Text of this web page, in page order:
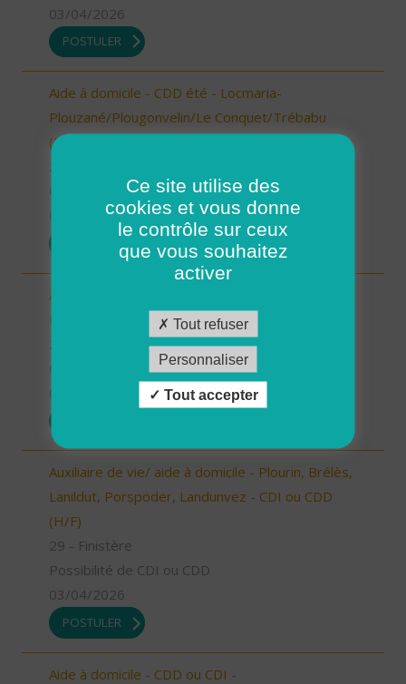
03/04/2026
POSTULER
Aide à domicile - CDD été - Locmaria-
Plouzané/Plougonvelin/Le Conquet/Trébabu
(H/F)
03/04/2026
Aide à domicile - CDD été - Plouarzel/Lampaul-
Plouarzel/Ploumoguer (H/F)
Auxiliaire de vie/ aide à domicile - Plourin, Brélès,
Lanildut, Porspoder, Landunvez - CDI ou CDD
(H/F)
29 - Finistère
Possibilité de CDI ou CDD
03/04/2026
POSTULER
Aide à domicile - CDD ou CDI -
Ce site utilise des
cookies et vous donne
le contrôle sur ceux
que vous souhaitez
activer
Tout refuser
Personnaliser
Tout accepter